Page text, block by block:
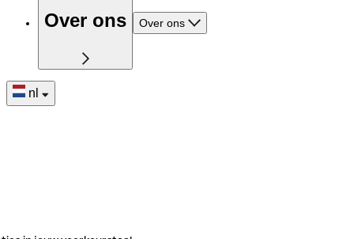
Over ons Over ons
nl